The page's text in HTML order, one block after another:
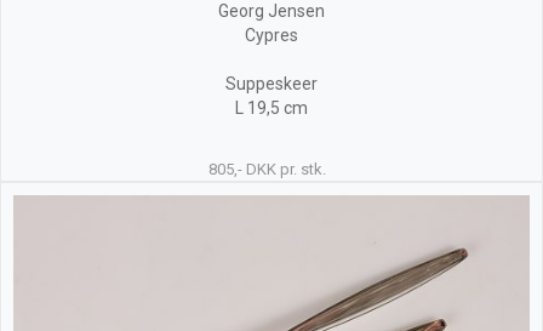
Georg Jensen
Cypres
Suppeskeer
L 19,5 cm
805,- DKK pr. stk.